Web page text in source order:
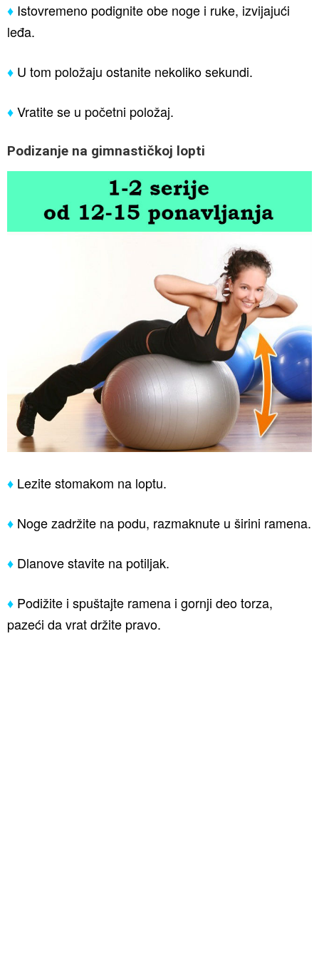
♦ Istovremeno podignite obe noge i ruke, izvijajući
leđa.
♦ U tom položaju ostanite nekoliko sekundi.
♦Vratite se u početni položaj.
Podizanje na gimnastičkoj lopti
♦ Lezite stomakom na loptu.
♦ Noge zadržite na podu, razmaknute u širini ramena.
♦ Dlanove stavite na potiljak.
♦ Podižite i spuštajte ramena i gornji deo torza,
pazeći da vrat držite pravo.